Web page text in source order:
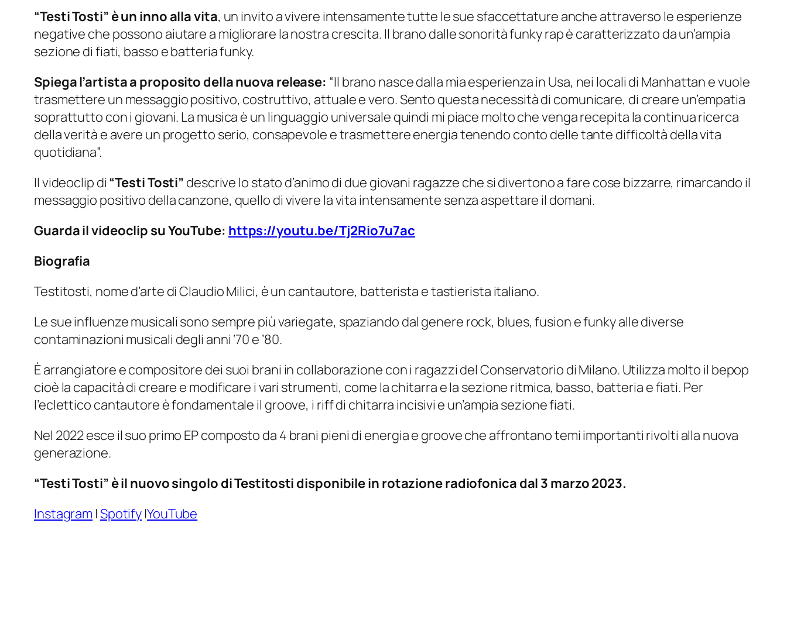
“Testi Tosti” è un inno alla vita, un invito avivere intensamente tutte le sue sfaccettature anche attraverso le esperienze
negative che possono aiutare a migliorare la nostra crescita. Il brano dalle sonorità funky rap è caratterizzato da un’ampia
sezione di fiati, basso e batteria funky.
Spiega l’artista a proposito della nuova release: “Il brano nasce dalla mia esperienza in Usa, nei locali di Manhattan e vuole
trasmettere un messaggio positivo, costruttivo, attuale e vero. Sento questa necessità di comunicare, di creare un’empatia
soprattutto con i giovani. La musica è un linguaggio universale quindi mi piace molto che venga recepita la continua ricerca
della verità e avere un progetto serio, consapevole e trasmettere energia tenendo conto delle tante difficoltà della vita
quotidiana”.
Il videoclip di “Testi Tosti” descrive lo stato d’animo di due giovani ragazze che si divertono a fare cose bizzarre, rimarcando il
messaggio positivo della canzone, quello di vivere la vita intensamente senza aspettare il domani.
Guarda il videoclip su YouTube: https://youtu.be/Tj2Rio7u7ac
Biografia
Testitosti, nome d’arte di Claudio Milici, è un cantautore, batterista e tastierista italiano.
Le sue influenze musicali sono sempre più variegate, spaziando dal genere rock, blues, fusion e funky alle diverse
contaminazioni musicali degli anni ‘70 e ’80.
È arrangiatore e compositore dei suoi brani in collaborazione con i ragazzi del Conservatorio di Milano. Utilizza molto il bepop
cioè la capacità di creare e modificare i vari strumenti, come la chitarra e la sezione ritmica, basso, batteria e fiati. Per
l’eclettico cantautore è fondamentale il groove, i riff di chitarra incisivi e un’ampia sezione fiati.
Nel 2022 esce il suo primo EP composto da 4 brani pieni di energia e groove che affrontano temi importanti rivolti alla nuova
generazione.
“Testi Tosti” è il nuovo singolo di Testitosti disponibilein rotazione radiofonica dal 3 marzo 2023.
Instagram |Spotify |YouTube